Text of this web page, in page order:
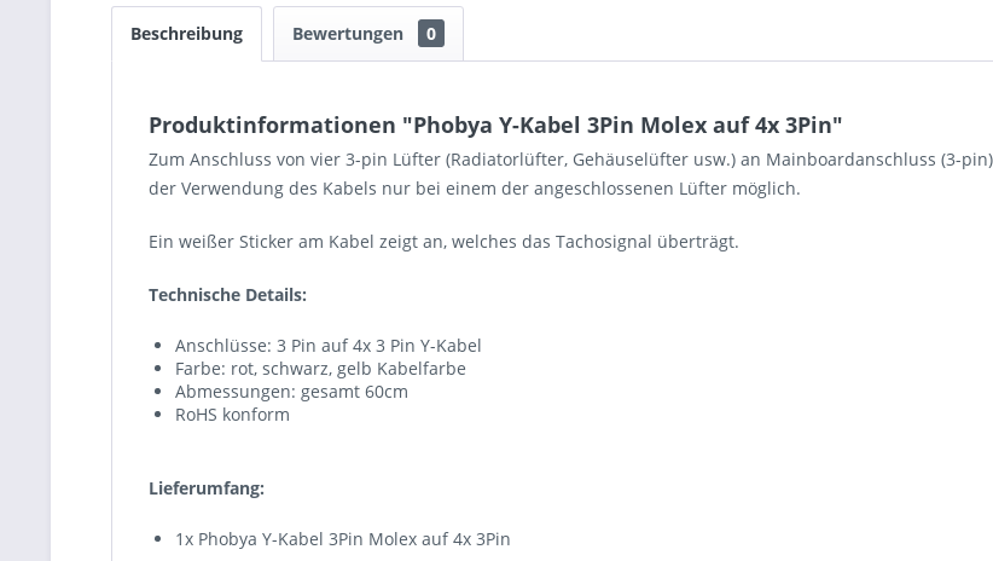
Beschreibung Bewertungen 0
Produktinformationen "Phobya Y-Kabel 3Pin Molex auf 4x 3Pin"
Zum Anschluss von vier 3-pin Lüfter (Radiatorlüfter, Gehäuselüfter usw.) an Mainboardanschluss (3-
der Verwendung des Kabels nur bei einem der angeschlossenen Lüfter möglich.
Ein weißer Sticker am Kabel zeigt an, welches das Tachosignal überträgt.
Technische Details:
Anschlüsse: 3 Pin auf 4x 3 Pin Y-Kabel
Farbe: rot, schwarz, gelb Kabelfarbe
Abmessungen: gesamt 60cm
RoHS konform
Lieferumfang:
1x Phobya Y-Kabel 3Pin Molex auf 4x 3Pin